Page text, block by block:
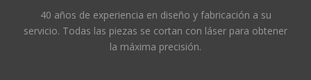
40 años de experiencia en diseño y fabricación a su
servicio. Todas las piezas se cortan con láser para obtener
la máxima precisión.